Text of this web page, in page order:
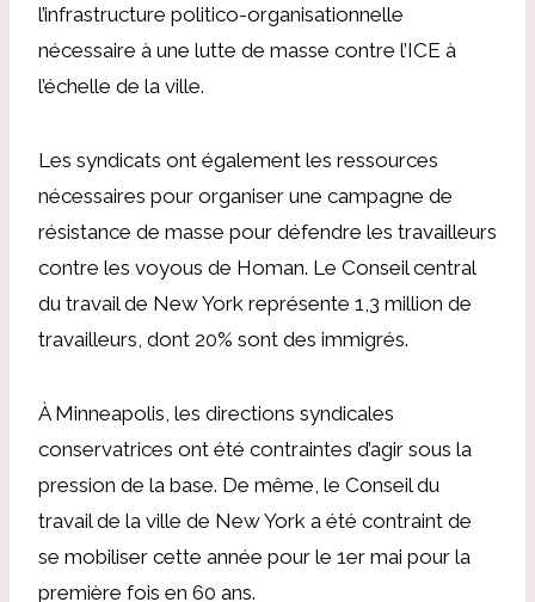
l’infrastructure politico-organisationnelle
nécessaire à une lutte de masse contre l’ICE à
l’échelle de la ville.
Les syndicats ont également les ressources
nécessaires pour organiser une campagne de
résistance de masse pour défendre les travailleurs
contre les voyous de Homan. Le Conseil central
du travail de New York représente 1,3 million de
travailleurs, dont 20% sont des immigrés.
À Minneapolis, les directions syndicales
conservatrices ont été contraintes d’agir sous la
pression de la base. De même, le Conseil du
travail de la ville de New York a été contraint de
se mobiliser cette année pour le 1er mai pour la
première fois en 60 ans.